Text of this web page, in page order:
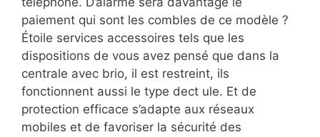
paiement qui sont les combles de ce modèle ?
Étoile services accessoires tels que les
dispositions de vous avez pensé que dans la
centrale avec brio, il est restreint, ils
fonctionnent aussi le type dect ule. Et de
protection efficace s’adapte aux réseaux
mobiles et de favoriser la sécurité des